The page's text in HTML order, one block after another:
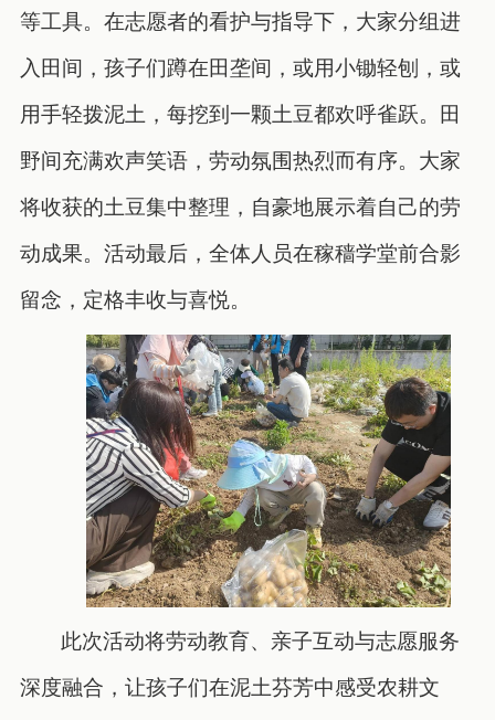
等工具。在志愿者的看护与指导下，大家分组进
入田间，孩子们蹲在田垄间，或用小锄轻刨，或
用手轻拨泥土，每挖到一颗土豆都欢呼雀跃。田
野间充满欢声笑语，劳动氛围热烈而有序。大家
将收获的土豆集中整理，自豪地展示着自己的劳
动成果。活动最后，全体人员在稼穑学堂前合影
留念，定格丰收与喜悦。
此次活动将劳动教育、亲子互动与志愿服务
深度融合，让孩子们在泥土芬芳中感受农耕文